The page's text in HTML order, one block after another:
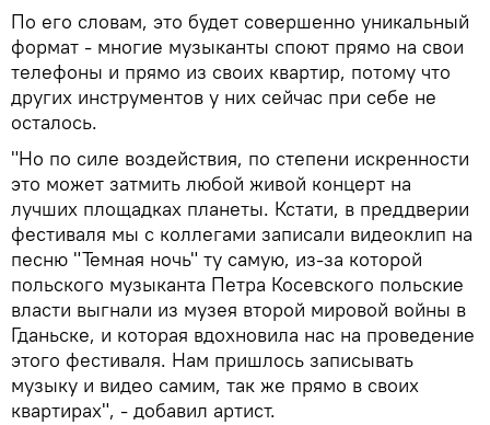
По его словам, это будет совершенно уникальный
формат - многие музыканты споют прямо на свои
телефоны и прямо из своих квартир, потому что
других инструментов у них сейчас при себе не
осталось.
"Но по силе воздействия, по степени искренности
это может затмить любой живой концерт на
лучших площадках планеты. Кстати, в преддверии
фестиваля мы с коллегами записали видеоклип на
песню "Темная ночь" ту самую, из-за которой
польского музыканта Петра Косевского польские
власти выгнали из музея второй мировой войны в
Гданьске, и которая вдохновила нас на проведение
этого фестиваля. Нам пришлось записывать
музыку и видео самим, так же прямо в своих
квартирах", - добавил артист.